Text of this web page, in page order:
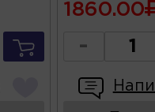
1860.00
-